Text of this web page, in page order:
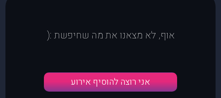
אוף, לא מצאנו את מה שחיפשת :(
אני רוצה להוסיף אירוע